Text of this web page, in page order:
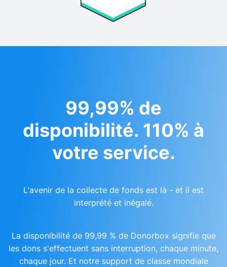
99,99% de
disponibilité. 110% à
votre service.
L'avenir de la collecte de fonds est là - et il est
interprété et inégalé.
La disponibilité de 99,99 % de Donorbox signifie que
les dons s'effectuent sans interruption, chaque minute,
chaque jour. Et notre support de classe mondiale